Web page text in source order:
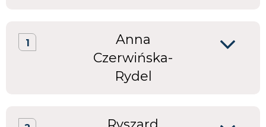
1
Anna
Czerwińska-
Rydel